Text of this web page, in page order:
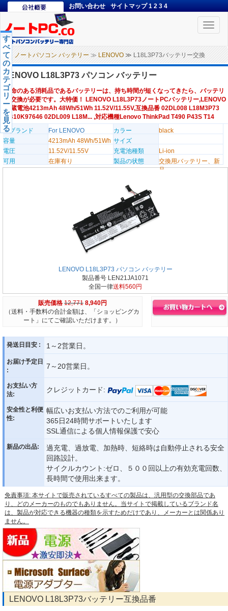
お問い合わせ サイトマップ 1 2 3 4
Toggle
ノートパソコン バッテリー ≫ LENOVO ≫ L18L3P73バッテリー交換
す
べ
て
の
カ
テ
ゴ
リ
ー
を
見
る
LENOVO L18L3P73 パソコン バッテリー
寿命のある消耗品であるバッテリーは、持ち時間が短くなってきたら、バッテリ
ー交換が必要です。大特価！ LENOVO L18L3P73ノートPCバッテリー,LENOVO
内蔵電池4213mAh 48Wh/51Wh 11.52V/11.55V,互換品番 02DL008 L18M3P73
SB10K97646 02DL009 L18M... ,対応機種Lenovo ThinkPad T490 P43S T14
のブランド
For LENOVO カラー
black
容量
4213mAh 48Wh/51Wh サイズ
電圧
11.52V/11.55V 充電池種類
Li-ion
可用
在庫有り 製品の状態
交換用バッテリー、新
品
LENOVO L18L3P73 パソコン バッテリー
製品番号 LEN21JA1071
全国一律送料560円
販売価格 12,771 8,940円
（送料・手数料の合計金額は、「ショッピングカ
ート」にてご確認いただけます。）
発送日目安 : 1～2営業日。
お届け予定日
:
7～20営業日。
お支払い方
法:
クレジットカード:
安全性と利便
性:
幅広いお支払い方法でのご利用が可能
365日24時間サポートいたします
SSL通信による個人情報保護で安心
新品の出品:
過充電、過放電、加熱時、短絡時は自動停止される安全
回路設計。
サイクルカウント:ゼロ、５００回以上の有効充電回数、
長時間で使用出来ます。
免責事項: 本サイトで販売されているすべての製品は、汎用型の交換部品であ
り、どのメーカーのものでもありません。当サイトで掲載しているブランド名
は、製品が対応できる機器の種類を示すためだけであり、メーカーとは関係あり
ません。
LENOVO L18L3P73バッテリー互換品番